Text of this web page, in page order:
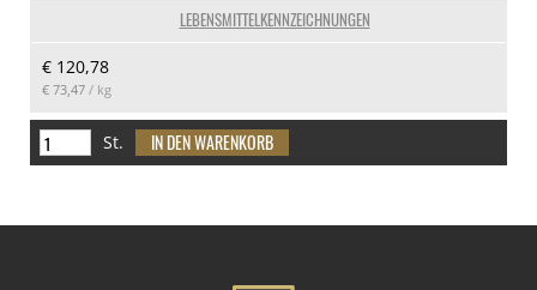
LEBENSMITTELKENNZEICHNUNGEN
€ 120,78
€ 73,47 / kg
St.